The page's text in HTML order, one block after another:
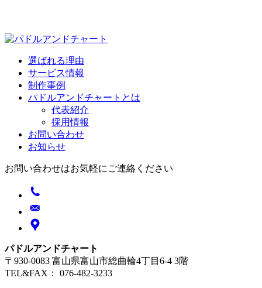
選ばれる理由
サービス情報
制作事例
パドルアンドチャートとは
代表紹介
採用情報
お問い合わせ
お知らせ
お問い合わせはお気軽にご連絡ください
パドルアンドチャート
〒930-0083 富山県富山市総曲輪4丁目6-4 3階
TEL&FAX： 076-482-3233